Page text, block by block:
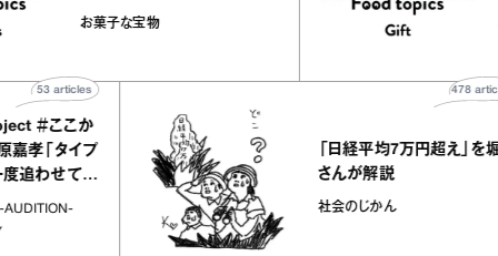
ラメルバニーユほか｜chico
お菓子な宝物
こか
イプ
てく
articles
「日経平均7万円超え」を堀潤
さんが解説
社会のじかん
articles